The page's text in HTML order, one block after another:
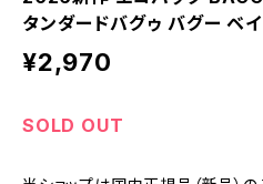
タンダードバグゥ バグー ベ
¥2,970
SOLD OUT